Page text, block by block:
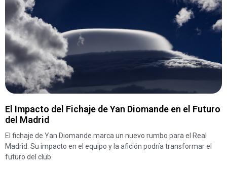
El Impacto del Fichaje de Yan Diomande en el Futuro
del Madrid
El fichaje de Yan Diomande marca un nuevo rumbo para el Real
Madrid. Su impacto en el equipo y la afición podría transformar el
futuro del club.